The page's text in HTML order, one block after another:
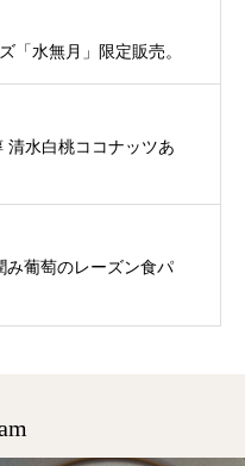
「水無月」限定販売。
水白桃ココナッツあ
み葡萄のレーズン食パ